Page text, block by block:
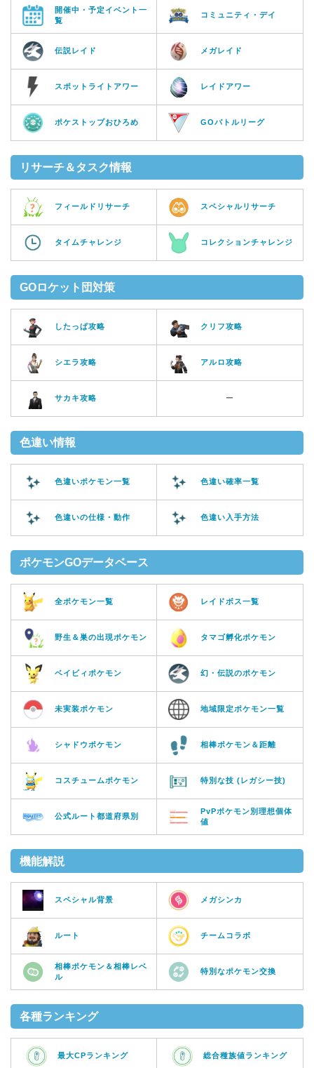
開催中・予定イベント一
覧
コミュニティ・デイ
伝説レイド メガレイド
スポットライトアワー レイドアワー
ポケストップおひろめ GOバトルリーグ
リサーチ＆タスク情報
フィールドリサーチ スペシャルリサーチ
タイムチャレンジ コレクションチャレンジ
GOロケット団対策
したっぱ攻略 クリフ攻略
シエラ攻略 アルロ攻略
サカキ攻略 ー
色違い情報
色違いポケモン一覧 色違い確率一覧
色違いの仕様・動作 色違い入手方法
ポケモンGOデータベース
全ポケモン一覧 レイドボス一覧
野生＆巣の出現ポケモン タマゴ孵化ポケモン
ベイビィポケモン 幻・伝説のポケモン
未実装ポケモン 地域限定ポケモン一覧
シャドウポケモン 相棒ポケモン＆距離
コスチュームポケモン 特別な技 (レガシー技)
公式ルート都道府県別
PvPポケモン別理想個体
値
機能解説
スペシャル背景 メガシンカ
ルート チームコラボ
相棒ポケモン＆相棒レベ
ル
特別なポケモン交換
各種ランキング
最大CPランキング 総合種族値ランキング